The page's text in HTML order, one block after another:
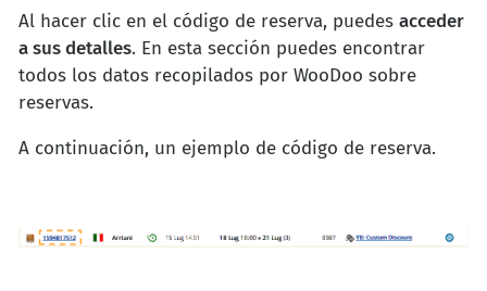
Al hacer clic en el código de reserva, puedes acceder
a sus detalles. En esta sección puedes encontrar
todos los datos recopilados por WooDoo sobre
reservas.
A continuación, un ejemplo de código de reserva.